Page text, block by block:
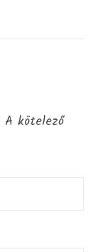
A kötelező